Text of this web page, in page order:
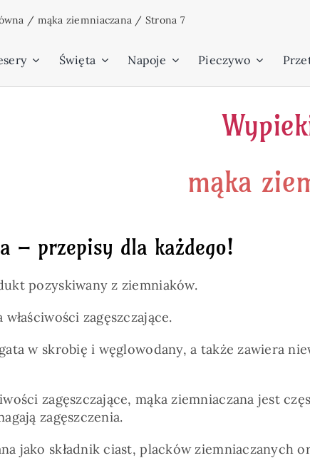
/ mąka ziemniaczana / Strona 7
Święta Napoje Pieczywo
mąka
– przepisy dla każdego!
pozyskiwany z ziemniaków.
zagęszczające.
w skrobię i węglowodany, a także zawiera
zagęszczające, mąka ziemniaczana jest
zagęszczenia.
jako składnik ciast, placków ziemniaczanych